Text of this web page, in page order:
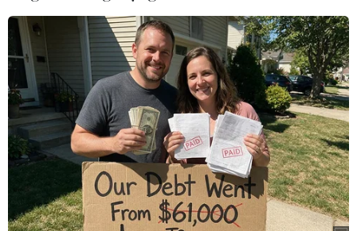
bị chính quyền Kiev bắt giữ sau khi trốn lệnh quản thúc
tại gia.